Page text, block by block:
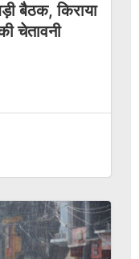
बैठक, किराया
चेतावनी